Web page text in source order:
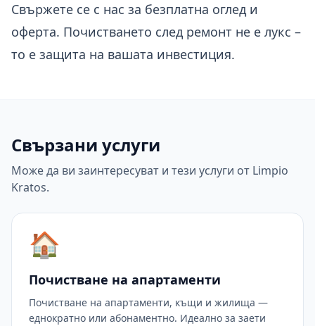
Свържете се с нас за безплатна оглед и
оферта. Почистването след ремонт не е лукс –
то е защита на вашата инвестиция.
Свързани услуги
Може да ви заинтересуват и тези услуги от Limpio
Kratos.
🏠
Почистване на апартаменти
Почистване на апартаменти, къщи и жилища —
еднократно или абонаментно. Идеално за заети